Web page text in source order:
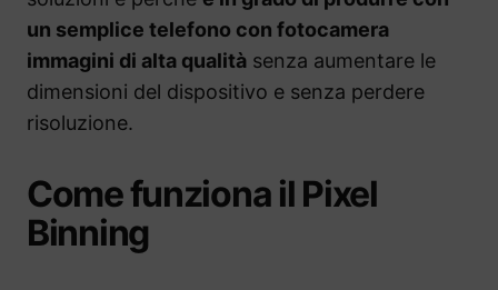
un semplice telefono con fotocamera
immagini di alta qualità senza aumentare le
dimensioni del dispositivo e senza perdere
risoluzione.
Come funziona il Pixel
Binning